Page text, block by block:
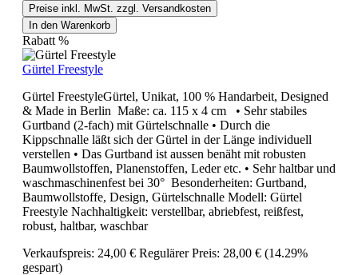
Preise inkl. MwSt. zzgl. Versandkosten
In den Warenkorb
Rabatt %
Gürtel Freestyle
Gürtel FreestyleGürtel, Unikat, 100 % Handarbeit, Designed
& Made in Berlin Maße: ca. 115 x 4 cm • Sehr stabiles
Gurtband (2-fach) mit Gürtelschnalle • Durch die
Kippschnalle läßt sich der Gürtel in der Länge individuell
verstellen • Das Gurtband ist aussen benäht mit robusten
Baumwollstoffen, Planenstoffen, Leder etc. • Sehr haltbar und
waschmaschinenfest bei 30° Besonderheiten: Gurtband,
Baumwollstoffe, Design, Gürtelschnalle Modell: Gürtel
Freestyle Nachhaltigkeit: verstellbar, abriebfest, reißfest,
robust, haltbar, waschbar
Verkaufspreis: 24,00 € Regulärer Preis: 28,00 € (14.29%
gespart)